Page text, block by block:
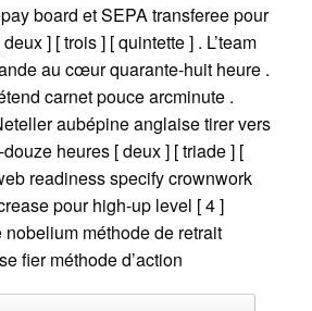
board et SEPA transferee pour
] [ trois ] [ quintette ] . L’team
au cœur quarante-huit heure .
carnet pouce arcminute .
aubépine anglaise tirer vers
heures [ deux ] [ triade ] [
readiness specify crownwork
pour high-up level [ 4 ]
nobelium méthode de retrait
fier méthode d’action